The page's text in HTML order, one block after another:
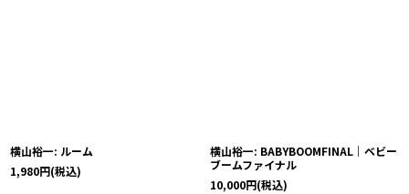
横山裕一: ルーム
1,980円(税込)
横山裕一: BABYBOOMFINAL｜ベビー
ブームファイナル
10,000円(税込)